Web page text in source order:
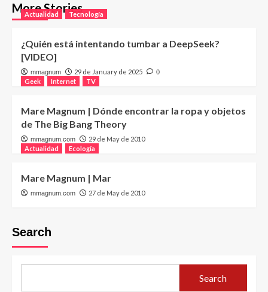
More Stories
Actualidad Tecnología
¿Quién está intentando tumbar a DeepSeek?
[VIDEO]
mmagnum 29 de January de 2025 0
Geek Internet TV
Mare Magnum | Dónde encontrar la ropa y objetos
de The Big Bang Theory
mmagnum.com
29 de May de 2010
Actualidad
Ecología
Mare Magnum | Mar
mmagnum.com 27 de May de 2010
Search
Search